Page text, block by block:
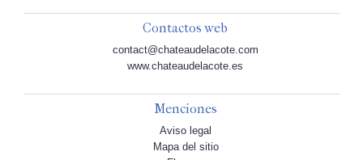
Contactos web
contact@chateaudelacote.com
www.chateaudelacote.es
Menciones
Aviso legal
Mapa del sitio